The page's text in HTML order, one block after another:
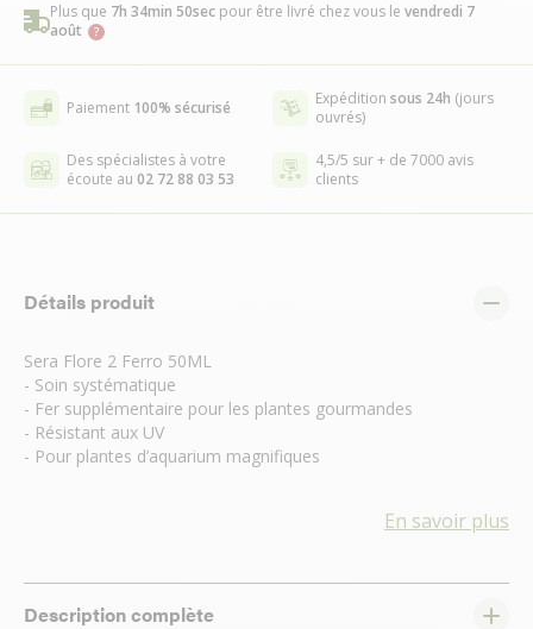
Plus que 7h 34min 50sec pour être livré chez vous le vendredi 7
août
Paiement 100% sécurisé Expédition sous 24h (jours
ouvrés)
Des spécialistes à votre
écoute au 02 72 88 03 53
4,5/5 sur + de 7000 avis
clients
Détails produit
Sera Flore 2 Ferro 50ML
- Soin systématique
- Fer supplémentaire pour les plantes gourmandes
- Résistant aux UV
- Pour plantes d’aquarium magnifiques
En savoir plus
Description complète